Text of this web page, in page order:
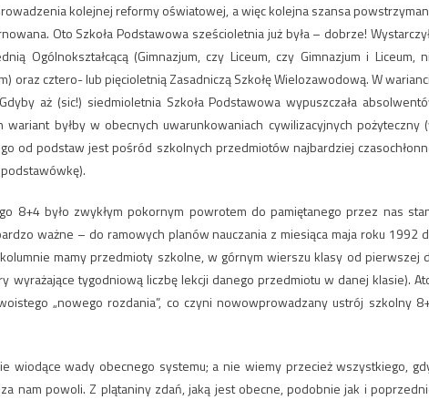
kolejnej reformy oświatowej, a więc kolejna szansa
Oto Szkoła Podstawowa sześcioletnia już była – dobrze!
Ogólnokształcącą (Gimnazjum, czy Liceum, czy Gimnazjum i Liceum,
oraz cztero- lub pięcioletnią Zasadniczą Szkołę Wielozawodową. W
aż (sic!) siedmioletnia Szkoła Podstawowa wypuszczała
byłby w obecnych uwarunkowaniach cywilizacyjnych pożyteczny
od podstaw jest pośród szkolnych przedmiotów najbardziej
8+4 było zwykłym pokornym powrotem do pamiętanego przez nas
ważne – do ramowych planów nauczania z miesiąca maja roku 1992
mamy przedmioty szkolne, w górnym wierszu klasy od pierwszej
wyrażające tygodniową liczbę lekcji danego przedmiotu w danej klasie).
„nowego rozdania”, co czyni nowowprowadzany ustrój szkolny
wiodące wady obecnego systemu; a nie wiemy przecież wszystkiego,
nam powoli. Z plątaniny zdań, jaką jest obecne, podobnie jak i